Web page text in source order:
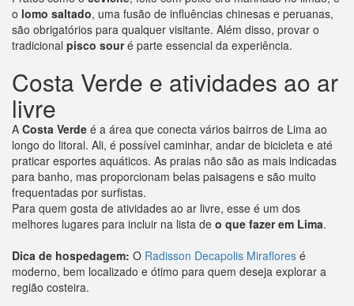
o lomo saltado, uma fusão de influências chinesas e peruanas,
são obrigatórios para qualquer visitante. Além disso, provar o
tradicional pisco souré parte essencial da experiência.
Costa Verde e atividades ao ar
livre
A Costa Verde é a área que conecta vários bairros de Lima ao
longo do litoral. Ali, é possível caminhar, andar de bicicleta e até
praticar esportes aquáticos. As praias não são as mais indicadas
para banho, mas proporcionam belas paisagens e são muito
frequentadas por surfistas.
Para quem gosta de atividades ao ar livre, esse é um dos
melhores lugares para incluir na lista de o que fazer em Lima.
Dica de hospedagem: O Radisson Decapolis Miraflores é
moderno, bem localizado e ótimo para quem deseja explorar a
região costeira.